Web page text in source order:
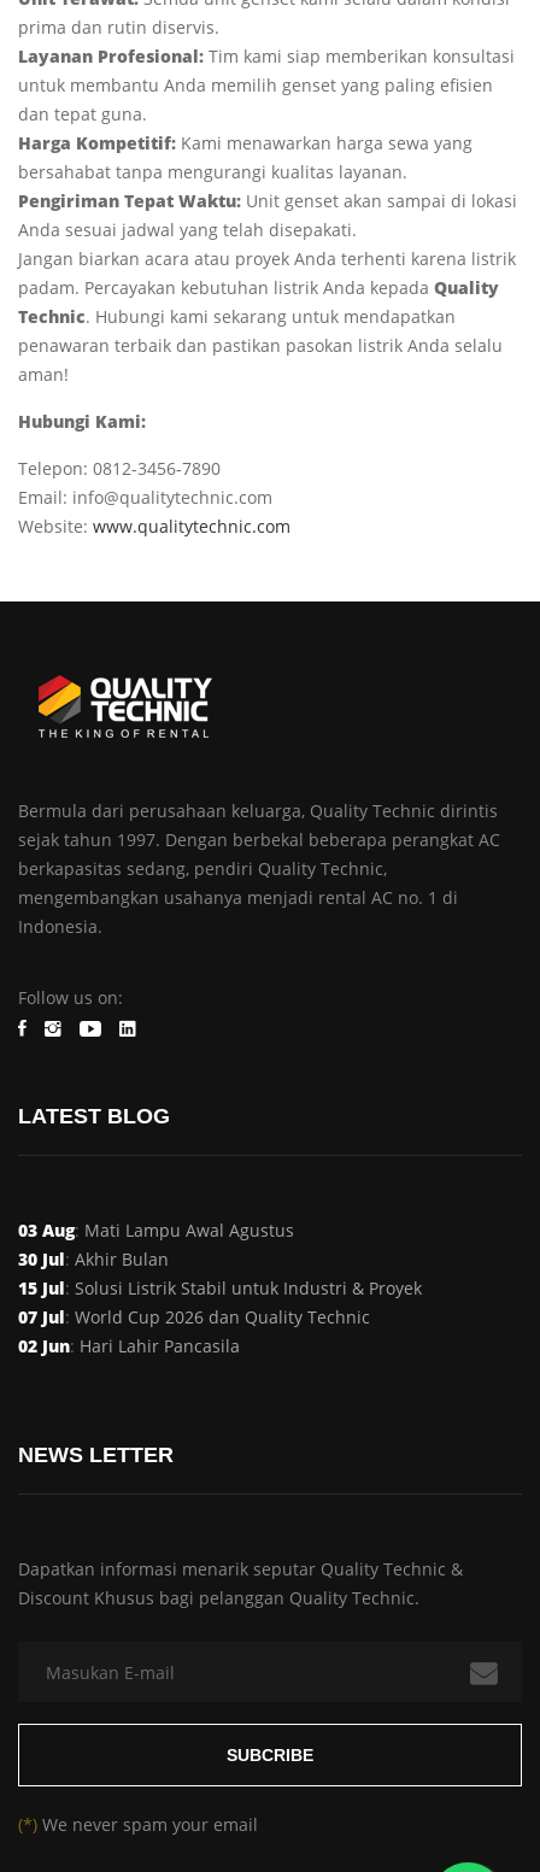
prima dan rutin diservis.
Layanan Profesional: Tim kami siap memberikan konsultasi
untuk membantu Anda memilih genset yang paling efisien
dan tepat guna.
Harga Kompetitif: Kami menawarkan harga sewa yang
bersahabat tanpa mengurangi kualitas layanan.
Pengiriman Tepat Waktu: Unit genset akan sampai di lokasi
Anda sesuai jadwal yang telah disepakati.
Jangan biarkan acara atau proyek Anda terhenti karena listrik
padam. Percayakan kebutuhan listrik Anda kepada Quality
Technic. Hubungi kami sekarang untuk mendapatkan
penawaran terbaik dan pastikan pasokan listrik Anda selalu
aman!
Hubungi Kami:
Telepon: 0812-3456-7890
Email: info@qualitytechnic.com
Website: www.qualitytechnic.com
Bermula dari perusahaan keluarga, Quality Technic dirintis
sejak tahun 1997. Dengan berbekal beberapa perangkat AC
berkapasitas sedang, pendiri Quality Technic,
mengembangkan usahanya menjadi rental AC no. 1 di
Indonesia.
Follow us on:
LATEST BLOG
03 Aug: Mati Lampu Awal Agustus
30 Jul: Akhir Bulan
15 Jul: Solusi Listrik Stabil untuk Industri & Proyek
07 Jul: World Cup 2026 dan Quality Technic
02 Jun: Hari Lahir Pancasila
NEWS LETTER
Dapatkan informasi menarik seputar Quality Technic &
Discount Khusus bagi pelanggan Quality Technic.
(*) We never spam your email